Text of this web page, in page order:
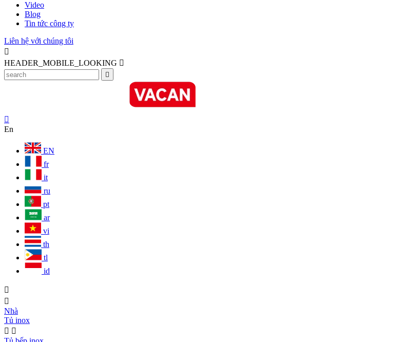
Video
Blog
Tin tức công ty
Liên hệ với chúng tôi

HEADER_MOBILE_LOOKING 


En
EN
fr
it
ru
pt
ar
vi
th
tl
id


Nhà
Tủ inox
 